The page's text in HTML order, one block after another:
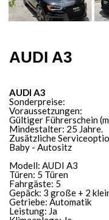
AUDI A3
AUDI A3
Sonderpreise:
Voraussetzungen:
Gültiger Führerschein
Mindestalter: 25 Jahre.
Zusätzliche
Baby - Autositz
Modell: AUDI A3
Türen: 5 Türen
Fahrgäste: 5
Gepäck: 3 große + 2
Getriebe: Automatik
Leistung: Ja